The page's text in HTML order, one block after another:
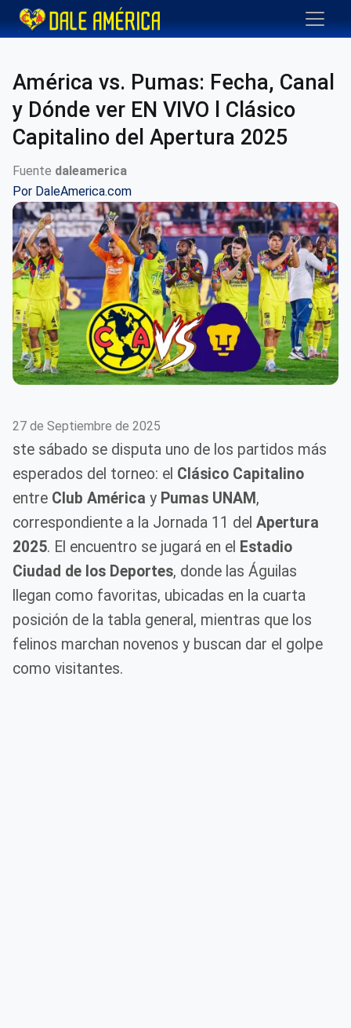
América vs. Pumas: Fecha, Canal
y Dónde ver EN VIVO l Clásico
Capitalino del Apertura 2025
Fuente daleamerica
Por DaleAmerica.com
27 de Septiembre de 2025
ste sábado se disputa uno de los partidos más
esperados del torneo: el Clásico Capitalino
entre Club América y Pumas UNAM ,
correspondiente a la Jornada 11 del Apertura
2025. El encuentro se jugará en el Estadio
Ciudad de los Deportes, donde las Águilas
llegan como favoritas, ubicadas en la cuarta
posición de la tabla general, mientras que los
felinos marchan novenos y buscan dar el golpe
como visitantes.